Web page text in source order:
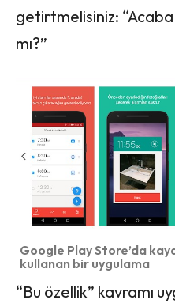
getirtmelisiniz: “Acaba
mı?”
Google Play Store’da
kullanan bir uygulama
“Bu özellik” kavramı